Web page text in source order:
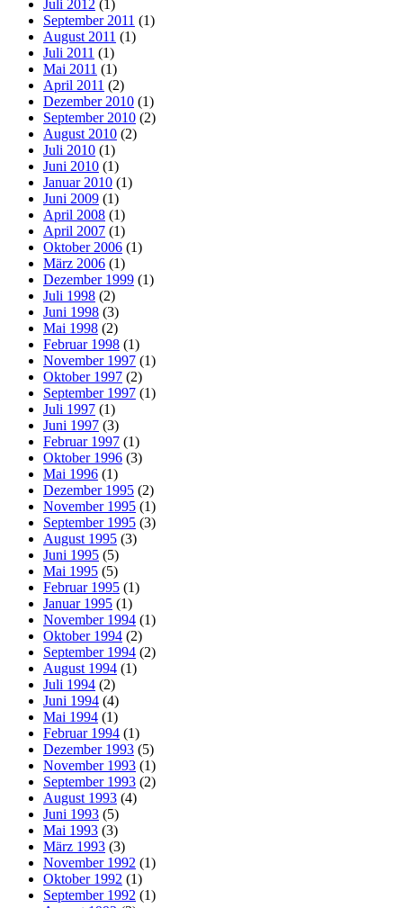
Juli 2012 (1)
September 2011 (1)
August 2011 (1)
Juli 2011 (1)
Mai 2011 (1)
April 2011 (2)
Dezember 2010 (1)
September 2010 (2)
August 2010 (2)
Juli 2010 (1)
Juni 2010 (1)
Januar 2010 (1)
Juni 2009 (1)
April 2008 (1)
April 2007 (1)
Oktober 2006 (1)
März 2006 (1)
Dezember 1999 (1)
Juli 1998 (2)
Juni 1998 (3)
Mai 1998 (2)
Februar 1998 (1)
November 1997 (1)
Oktober 1997 (2)
September 1997 (1)
Juli 1997 (1)
Juni 1997 (3)
Februar 1997 (1)
Oktober 1996 (3)
Mai 1996 (1)
Dezember 1995 (2)
November 1995 (1)
September 1995 (3)
August 1995 (3)
Juni 1995 (5)
Mai 1995 (5)
Februar 1995 (1)
Januar 1995 (1)
November 1994 (1)
Oktober 1994 (2)
September 1994 (2)
August 1994 (1)
Juli 1994 (2)
Juni 1994 (4)
Mai 1994 (1)
Februar 1994 (1)
Dezember 1993 (5)
November 1993 (1)
September 1993 (2)
August 1993 (4)
Juni 1993 (5)
Mai 1993 (3)
März 1993 (3)
November 1992 (1)
Oktober 1992 (1)
September 1992 (1)